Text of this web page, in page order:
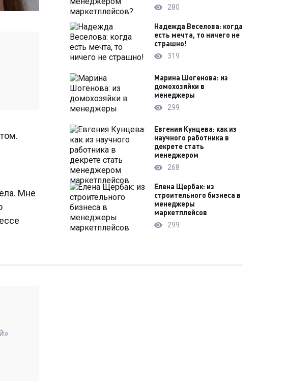
Мне
280
Надежда Веселова: когда
есть мечта, то ничего не
страшно!
319
Марина Шогенова: из
домохозяйки в
менеджеры
299
Евгения Кунцева: как из
научного работника в
декрете стать
менеджером
268
Елена Щербак: из
строительного бизнеса в
менеджеры
маркетплейсов
299